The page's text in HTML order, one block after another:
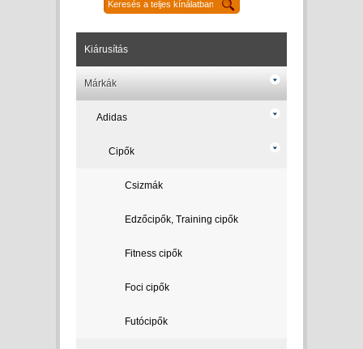
Kiárusítás
Márkák
Adidas
Cipők
Csizmák
Edzőcipők, Training cipők
Fitness cipők
Foci cipők
Futócipők